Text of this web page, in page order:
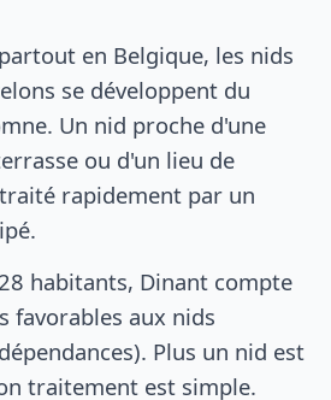
en Belgique, les nids
se développent du
Un nid proche d'une
ou d'un lieu de
rapidement par un
habitants, Dinant compte
favorables aux nids
Plus un nid est
traitement est simple.